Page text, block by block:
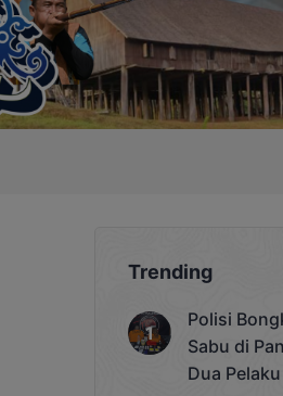
Trending
Polisi
Sabu di
Dua